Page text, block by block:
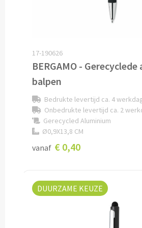
Shirts & Hoodies
T-shirts bedrukken
Polo shirts bedrukken
Hoodies bedrukken
Alle textiel artikelen
Bodywarmers & Jassen
17-190626
BERGAMO -
balpen
Bedrukte levertijd ca. 4
Onbedrukte levertijd ca. 2
Gerecycled Aluminium
Ø0,9X13,8 CM
vanaf € 0,40
DUURZAME KEUZE